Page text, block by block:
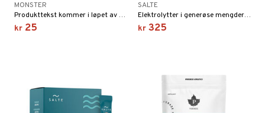
MONSTER
Produkttekst kommer i løpet av kort tid
kr 25
SALTE
Elektrolytter i generøse mengder: 800 mg natrium, 400 mg kalium og 60 mg magnesium, helt uten tilsatt sukker.
kr 325